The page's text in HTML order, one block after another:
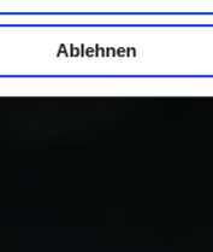
Ablehnen